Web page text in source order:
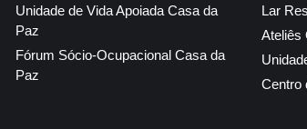
Unidade de Vida Apoiada Casa da
Paz
Fórum Sócio-Ocupacional Casa da
Paz
Lar
Ateliês
Centro